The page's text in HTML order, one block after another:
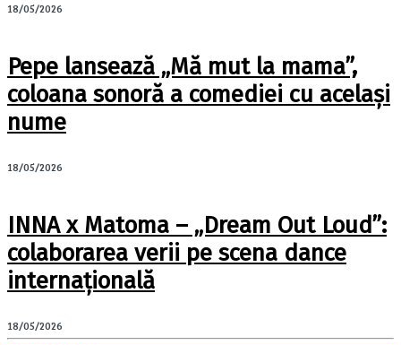
18/05/2026
Pepe lansează „Mă mut la mama”,
coloana sonoră a comediei cu același
nume
18/05/2026
INNA x Matoma – „Dream Out Loud”:
colaborarea verii pe scena dance
internațională
18/05/2026